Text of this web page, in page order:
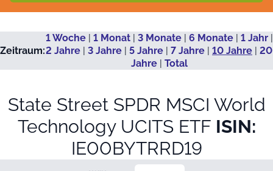
Zeitraum:
1 Woche| 1 Monat| 3 Monate| 6 Monate| 1 Jahr|
2 Jahre | 3 Jahre | 5 Jahre | 7 Jahre | 10 Jahre | 20
Jahre| Total
State Street SPDR MSCI World
Technology UCITS ETF ISIN:
IE00BYTRRD19